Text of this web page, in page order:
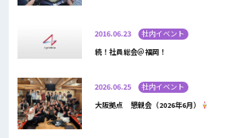
2016.06.23
社内イベント
続！社員総会＠福岡！
2026.06.25
社内イベント
大阪拠点 懇親会（2026年6月）